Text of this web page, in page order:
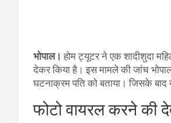
भोपाल। होम ट्यूटर ने एक शादीशुदा
देकर किया है। इस मामले की जांच
घटनाक्रम पति को बताया। जिसके बाद
फोटो वायरल करने की